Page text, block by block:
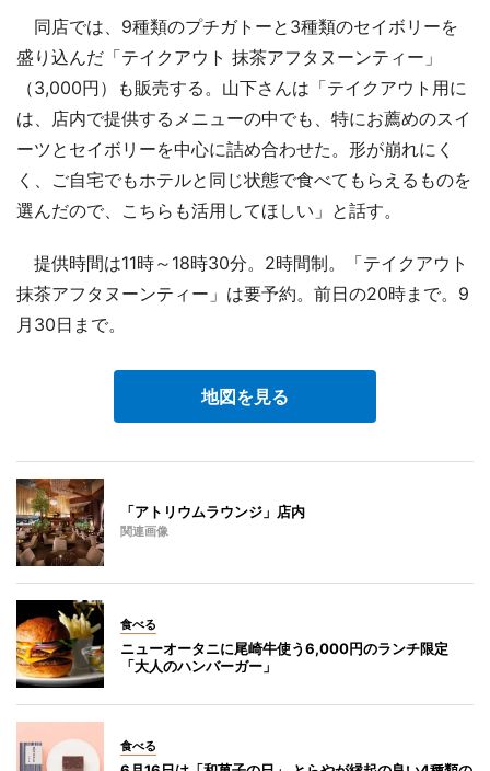
同店では、9種類のプチガトーと3種類のセイボリーを
盛り込んだ「テイクアウト 抹茶アフタヌーンティー」
（3,000円）も販売する。山下さんは「テイクアウト用に
は、店内で提供するメニューの中でも、特にお薦めのスイ
ーツとセイボリーを中心に詰め合わせた。形が崩れにく
く、ご自宅でもホテルと同じ状態で食べてもらえるものを
選んだので、こちらも活用してほしい」と話す。
提供時間は11時～18時30分。2時間制。「テイクアウト
抹茶アフタヌーンティー」は要予約。前日の20時まで。9
月30日まで。
地図を見る
「アトリウムラウンジ」店内
関連画像
食べる
ニューオータニに尾崎牛使う6,000円のランチ限定
「大人のハンバーガー」
食べる